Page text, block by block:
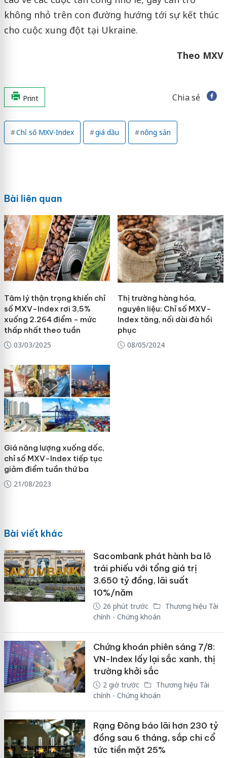
không nhỏ trên con đường hướng tới sự kết thúc
cho cuộc xung đột tại Ukraine.
Theo MXV
Print Chia sẻ
Chỉ số MXV-Index giá dầu nông sản
Bài liên quan
Tâm lý thận trọng khiến chỉ
số MXV-Index rơi 3,5%
xuống 2.264 điểm - mức
thấp nhất theo tuần
03/03/2025
Thị trường hàng hóa,
nguyên liệu: Chỉ số MXV-
Index tăng, nối dài đà hồi
phục
08/05/2024
Giá năng lượng xuống dốc,
chỉ số MXV-Index tiếp tục
giảm điểm tuần thứ ba
21/08/2023
Bài viết khác
Sacombank phát hành ba lô
trái phiếu với tổng giá trị
3.650 tỷ đồng, lãi suất
10%/năm
26 phút trước
Thương hiệu Tài
chính - Chứng khoán
Chứng khoán phiên sáng 7/8:
VN-Index lấy lại sắc xanh, thị
trường khởi sắc
2 giờ trước
Thương hiệu Tài
chính - Chứng khoán
Rạng Đông báo lãi hơn 230 tỷ
đồng sau 6 tháng, sắp chi cổ
tức tiền mặt 25%